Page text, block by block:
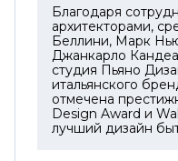
Благодаря
архитекторами,
Беллини, Марк
Джанкарло
студия Пьяно
итальянского
отмечена
Design Award и
лучший дизайн